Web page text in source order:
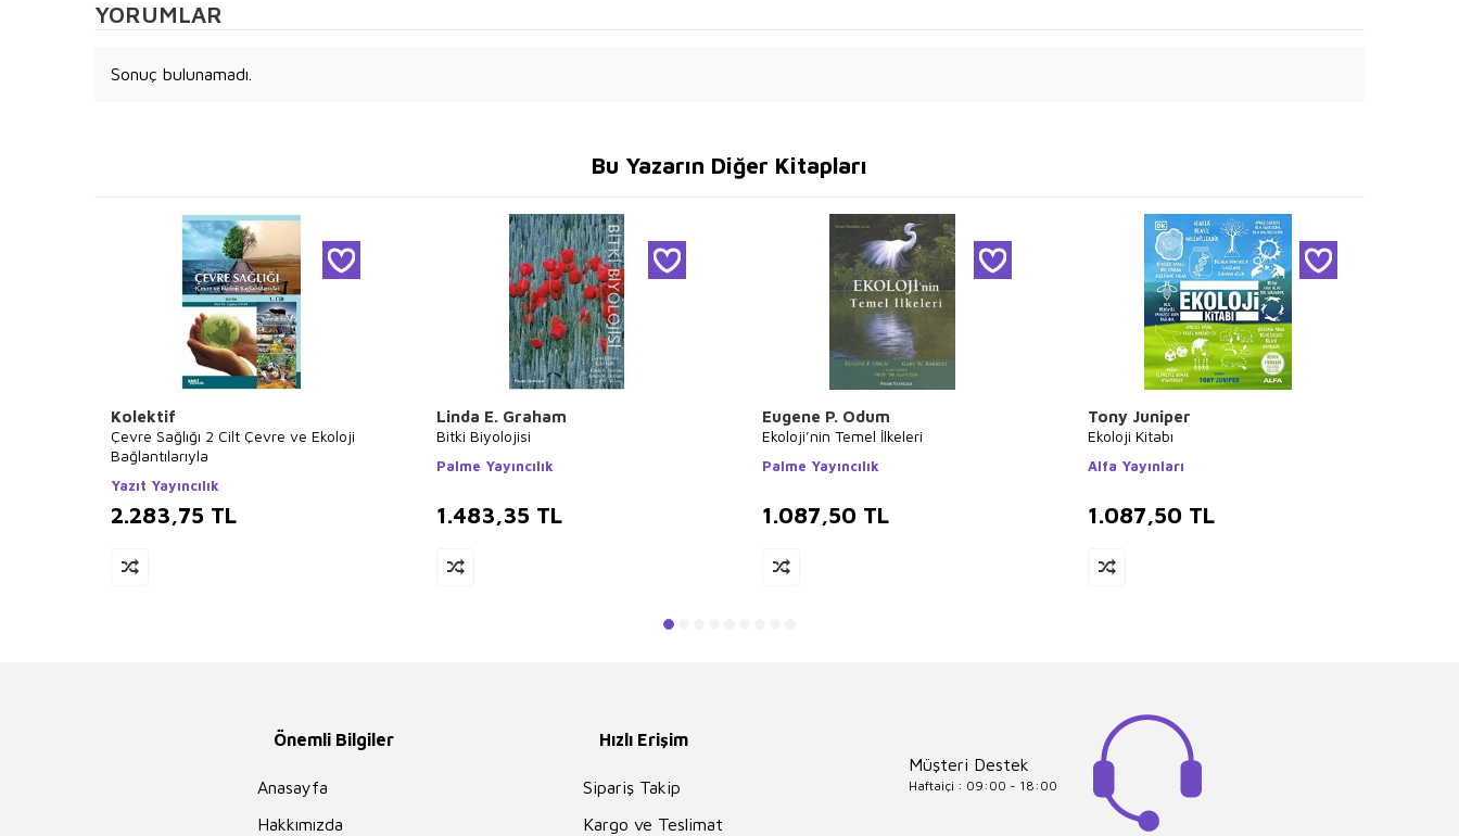
YORUMLAR
Sonuç bulunamadı.
Bu Yazarın Diğer Kitapları
Kolektif
Çevre Sağlığı 2 Cilt Çevre ve Ekoloji
Bağlantılarıyla
Yazıt Yayıncılık
2.283,75 TL
Linda E. Graham
Bitki Biyolojisi
Palme Yayıncılık
1.483,35 TL
Eugene P. Odum
Ekoloji’nin Temel İlkeleri
Palme Yayıncılık
1.087,50 TL
Tony Juniper
Ekoloji Kitabı
Alfa Yayınları
1.087,50 TL
Önemli Bilgiler
Anasayfa
Hakkımızda
Hızlı Erişim
Sipariş Takip
Kargo ve Teslimat
Müşteri Destek
Haftaiçi : 09:00 - 18:00